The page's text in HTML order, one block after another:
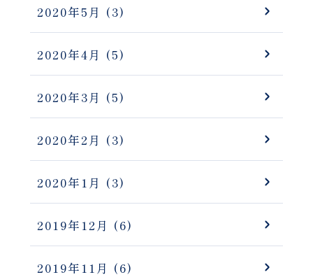
2020年5月 (3)
2020年4月 (5)
2020年3月 (5)
2020年2月 (3)
2020年1月 (3)
2019年12月 (6)
2019年11月 (6)